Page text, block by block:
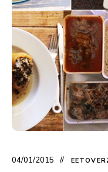
04/01/2015